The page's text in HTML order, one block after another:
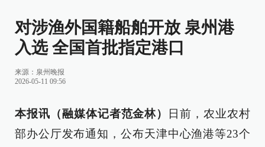
对涉渔外国籍船舶开放 泉州港
入选 全国首批指定港口
来源： 泉州晚报
2026-05-11 09:56
本报讯（融媒体记者范金林）
日前，农业农村
部办公厅发布通知，公布天津中心渔港等23个